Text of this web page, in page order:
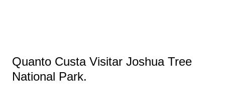
Quanto Custa Visitar Joshua Tree
National Park.